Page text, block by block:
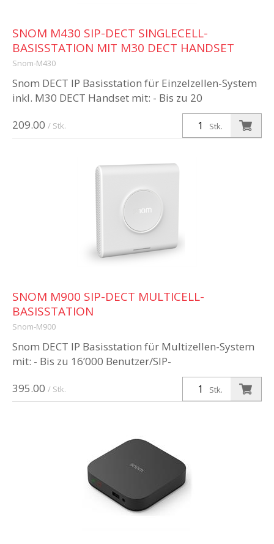
209.00 / Stk. Stk.
SNOM M430 SIP-DECT SINGLECELL-
BASISSTATION MIT M30 DECT HANDSET
Snom-M430
Snom DECT IP Basisstation für Einzelzellen-System
inkl. M30 DECT Handset mit: - Bis zu 20
Benutzer/SIP-Accounts/Mobilteile - Bis zu 6
Repeater - Bis zu 10 Gespräche gleic...
395.00 / Stk. Stk.
SNOM M900 SIP-DECT MULTICELL-
BASISSTATION
Snom-M900
Snom DECT IP Basisstation für Multizellen-System
mit: - Bis zu 16’000 Benutzer/SIP-
Accounts/Mobilteile - Bis zu 4’000 Basisstationen -
Bis zu 100 Repeater - Bis zu 60 Ges...